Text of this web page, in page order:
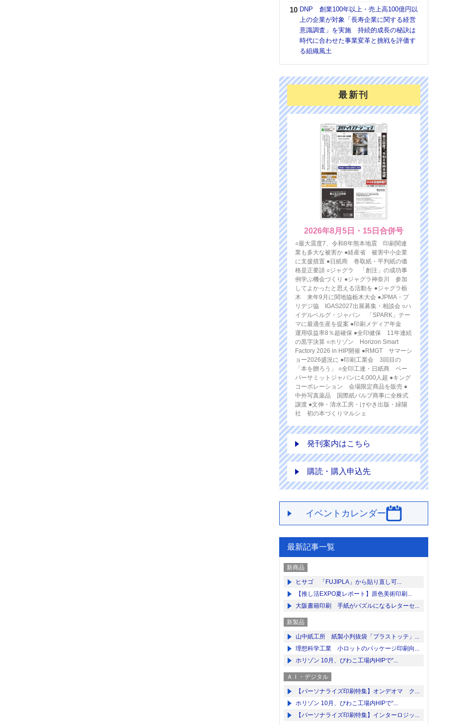
DNP 創業100年以上・売上高100億円以
上の企業が対象「長寿企業に関する経営
意識調査」を実施 持続的成長の秘訣は
時代に合わせた事業変革と挑戦を評価す
る組織風土
最新刊
2026年8月5日・15日合併号
○最大震度7、令和8年熊本地震 印刷関連
業も多大な被害か ●経産省 被害中小企業
に支援措置 ●日紙商 巻取紙・平判紙の価
格是正要請 ○ジャグラ 「創注」の成功事
例学ぶ機会づくり ●ジャグラ神奈川 参加
してよかったと思える活動を ●ジャグラ栃
木 来年9月に関地協栃木大会 ●JPMA・プ
リデジ協 IGAS2027出展募集・相談会 ○ハ
イデルベルグ・ジャパン 「SPARK」テー
マに最適生産を提案 ●印刷メディア年金
運用収益率8％超確保 ●全印健保 11年連続
の黒字決算 ○ホリゾン Horizon Smart
Factory 2026 in HIP開催 ●RMGT サマーシ
ョー2026盛況に ●印刷工業会 3回目の
「本を贈ろう」 ○全印工連・日紙商 ペー
パーサミットジャパンに4,000人超 ●キング
コーポレーション 会場限定商品を販売 ●
中外写真薬品 国際紙パルプ商事に全株式
譲渡 ●文伸・清水工房・けやき出版・緑陽
社 初の本づくりマルシェ
発刊案内はこちら
購読・購入申込先
イベントカレンダー
最新記事一覧
新商品
ヒサゴ 「FUJIPLA」から貼り直し可...
【推し活EXPO夏レポート】原色美術印刷...
大阪書籍印刷 手紙がパズルになるレターセ...
新製品
山中紙工所 紙製小判抜袋「プラストッテ」...
理想科学工業 小ロットのパッケージ印刷向...
ホリゾン 10月、びわこ工場内HIPで“...
ＡＩ・デジタル
【パーソナライズ印刷特集】オンデオマ ク...
ホリゾン 10月、びわこ工場内HIPで“...
【パーソナライズ印刷特集】インターロジッ...